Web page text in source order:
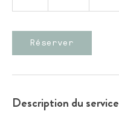
Réserver
Description du service